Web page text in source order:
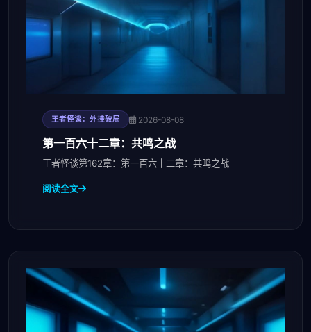
王者怪谈：外挂破局 2026-08-08
第一百六十二章：共鸣之战
王者怪谈第162章：第一百六十二章：共鸣之战
阅读全文